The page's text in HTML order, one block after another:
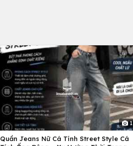
1
Quần Jeans Nữ Cá Tính Street Style Cá